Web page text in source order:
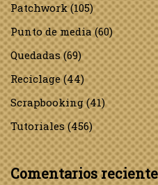
Patchwork(105)
Punto de media(60)
Quedadas(69)
Reciclage(44)
Scrapbooking(41)
Tutoriales(456)
Comentarios